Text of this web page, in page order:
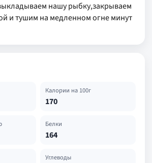
нашу рыбку,закрываем
и тушим на медленном огне минут
Калории на 100г
170
Белки
164
Углеводы